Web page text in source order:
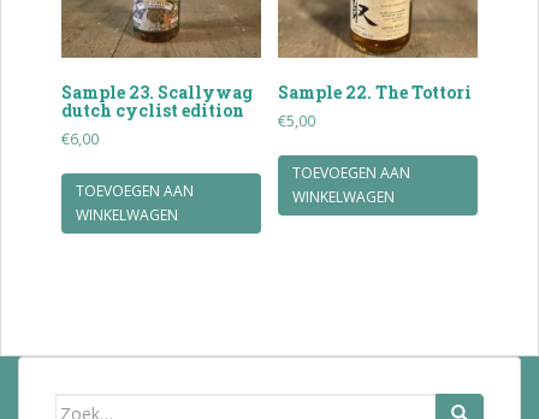
Sample 23. Scallywag
dutch cyclist edition
€6,00
TOEVOEGEN AAN
WINKELWAGEN
Sample 22. The Tottori
€5,00
TOEVOEGEN AAN
WINKELWAGEN
Zoek